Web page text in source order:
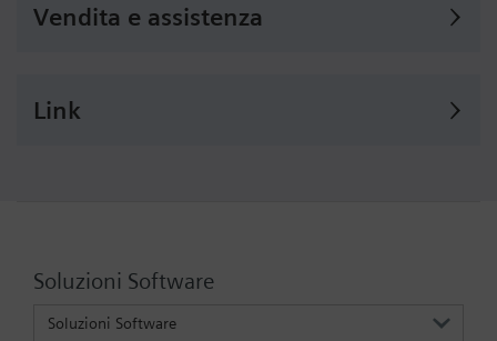
Vendita e assistenza
Link
Soluzioni Software
Soluzioni Software